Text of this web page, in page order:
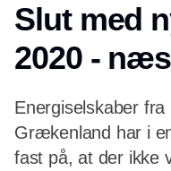
Slut med
2020 -
Energiselskaber
Grækenland har i
fast på, at der ikke